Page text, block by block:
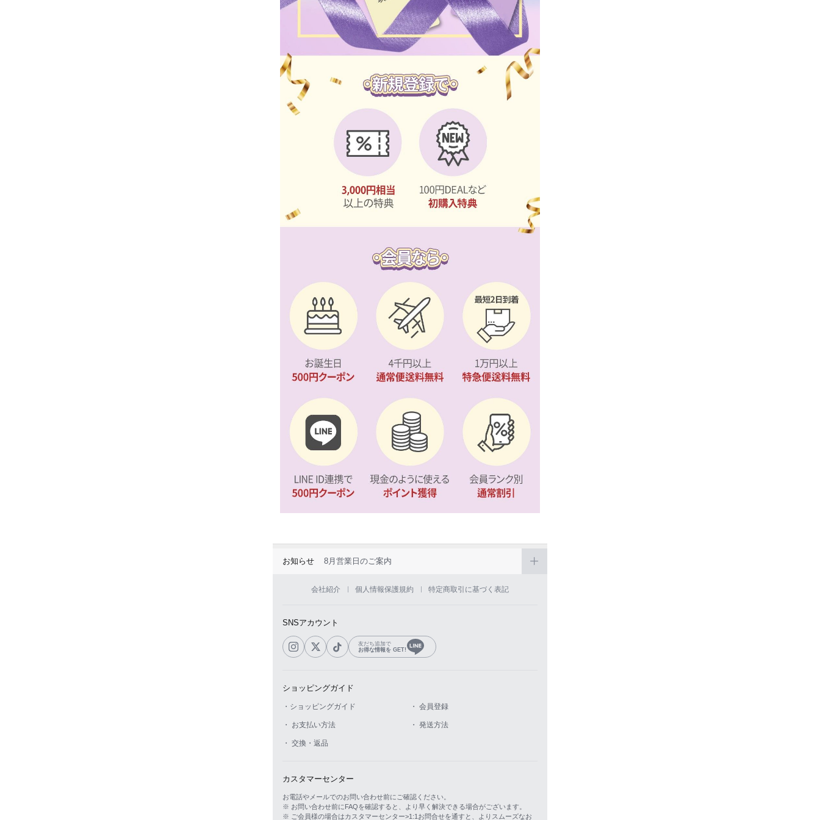
お知らせ 8月営業日のご案内
会社紹介 個人情報保護規約 特定商取引に基づく表記
SNSアカウント
友だち追加で
お得な情報を GET!
ショッピングガイド
・ショッピングガイド ・ 会員登録
・ お支払い方法 ・ 発送方法
・ 交換・返品
カスタマーセンター
お電話やメールでのお問い合わせ前にご確認ください。
※ お問い合わせ前にFAQを確認すると、より早く解決できる場合がございます。
※ ご会員様の場合はカスタマーセンター>1:1お問合せを通すと、よりスムーズなお